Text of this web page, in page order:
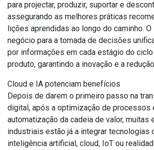
para projectar, produzir, suportar e
assegurando as melhores práticas
lições aprendidas ao longo do caminho.
negócio para a tomada de decisões
por informações em cada estágio do
produto, garantindo a inovação e a
Cloud e IA potenciam benefícios
Depois de darem o primeiro passo na
digital, após a optimização de processos
automatização da cadeia de valor, muitas
industriais estão já a integrar tecnologias
inteligência artificial, cloud, IoT ou